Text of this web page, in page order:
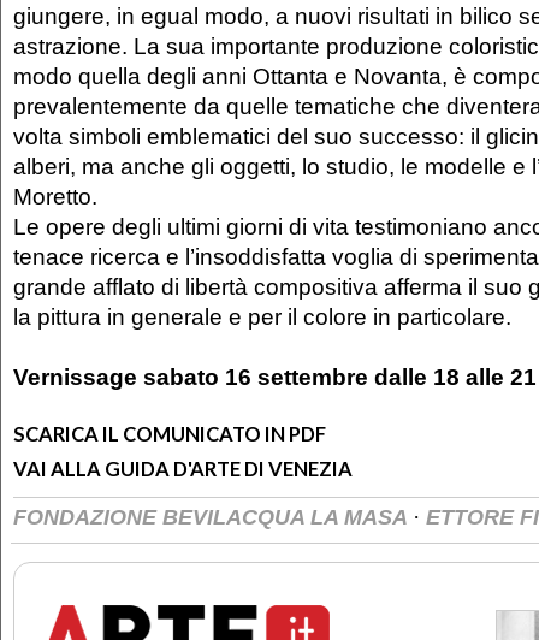
giungere, in egual modo, a nuovi risultati in bilico
astrazione. La sua importante produzione
modo quella degli anni Ottanta e Novanta, è
prevalentemente da quelle tematiche che
volta simboli emblematici del suo successo: il
alberi, ma anche gli oggetti, lo studio, le modelle e
Moretto.
Le opere degli ultimi giorni di vita testimoniano
tenace ricerca e l’insoddisfatta voglia di
grande afflato di libertà compositiva afferma il suo
la pittura in generale e per il colore in particolare.
Vernissage sabato 16 settembre dalle 18 alle 21
SCARICA IL COMUNICATO IN PDF
VAI ALLA GUIDA D'ARTE DI VENEZIA
FONDAZIONE BEVILACQUA LA MASA · ETTORE